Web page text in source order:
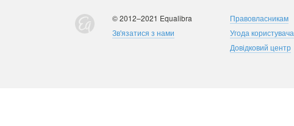
© 2012–2021 Equalibra
Зв'язатися з нами
Правовласникам
Угода користувача
Довідковий центр